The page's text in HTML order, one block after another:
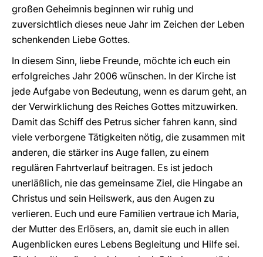
großen Geheimnis beginnen wir ruhig und
zuversichtlich dieses neue Jahr im Zeichen der Leben
schenkenden Liebe Gottes.
In diesem Sinn, liebe Freunde, möchte ich euch ein
erfolgreiches Jahr 2006 wünschen. In der Kirche ist
jede Aufgabe von Bedeutung, wenn es darum geht, an
der Verwirklichung des Reiches Gottes mitzuwirken.
Damit das Schiff des Petrus sicher fahren kann, sind
viele verborgene Tätigkeiten nötig, die zusammen mit
anderen, die stärker ins Auge fallen, zu einem
regulären Fahrtverlauf beitragen. Es ist jedoch
unerläßlich, nie das gemeinsame Ziel, die Hingabe an
Christus und sein Heilswerk, aus den Augen zu
verlieren. Euch und eure Familien vertraue ich Maria,
der Mutter des Erlösers, an, damit sie euch in allen
Augenblicken eures Lebens Begleitung und Hilfe sei.